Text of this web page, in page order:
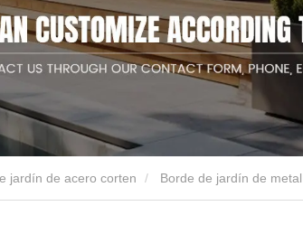
Noticias de la empresa
jardín de acero corten Borde de jardín de metal